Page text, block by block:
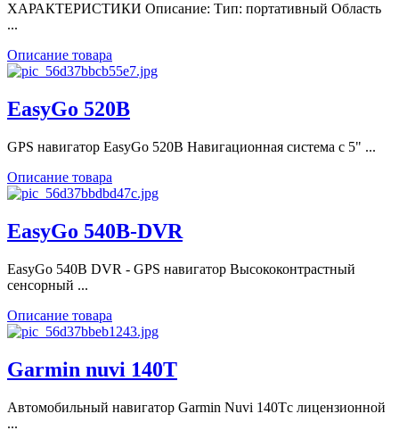
ХАРАКТЕРИСТИКИ Описание: Тип: портативный Область
...
Описание товара
EasyGo 520B
GPS навигатор EasyGo 520B Навигационная система с 5" ...
Описание товара
EasyGo 540B-DVR
EasyGo 540B DVR - GPS навигатор Высококонтрастный
сенсорный ...
Описание товара
Garmin nuvi 140T
Автомобильный навигатор Garmin Nuvi 140Tс лицензионной
...